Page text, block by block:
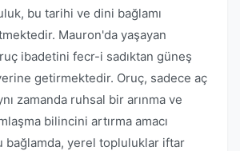
bu tarihi ve dini bağlamı
Mauron'da yaşayan
ibadetini fecr-i sadıktan güneş
getirmektedir. Oruç, sadece aç
zamanda ruhsal bir arınma ve
bilincini artırma amacı
bağlamda, yerel topluluklar iftar